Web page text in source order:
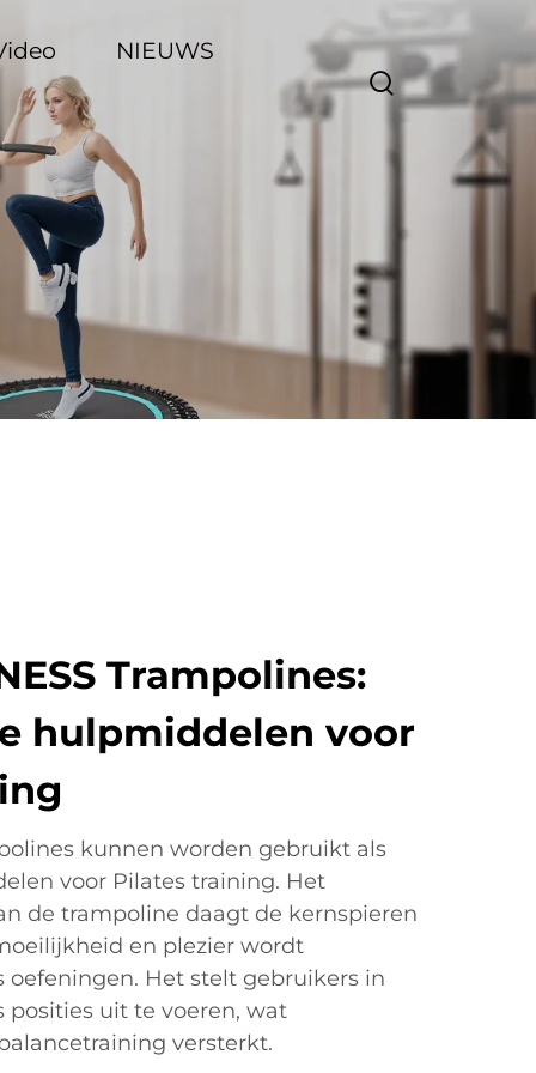
NIEUWS
Trampolines:
hulpmiddelen voor
kunnen worden gebruikt als
voor Pilates training. Het
de trampoline daagt de kernspieren
en plezier wordt
oefeningen. Het stelt gebruikers in
uit te voeren, wat
versterkt.